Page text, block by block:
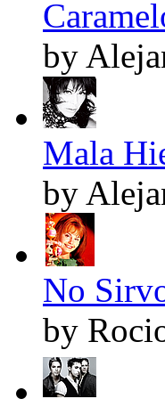
by
Mala
by
No
by